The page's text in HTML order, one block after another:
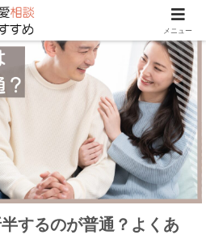
するのが普通？よくあ
メニュー